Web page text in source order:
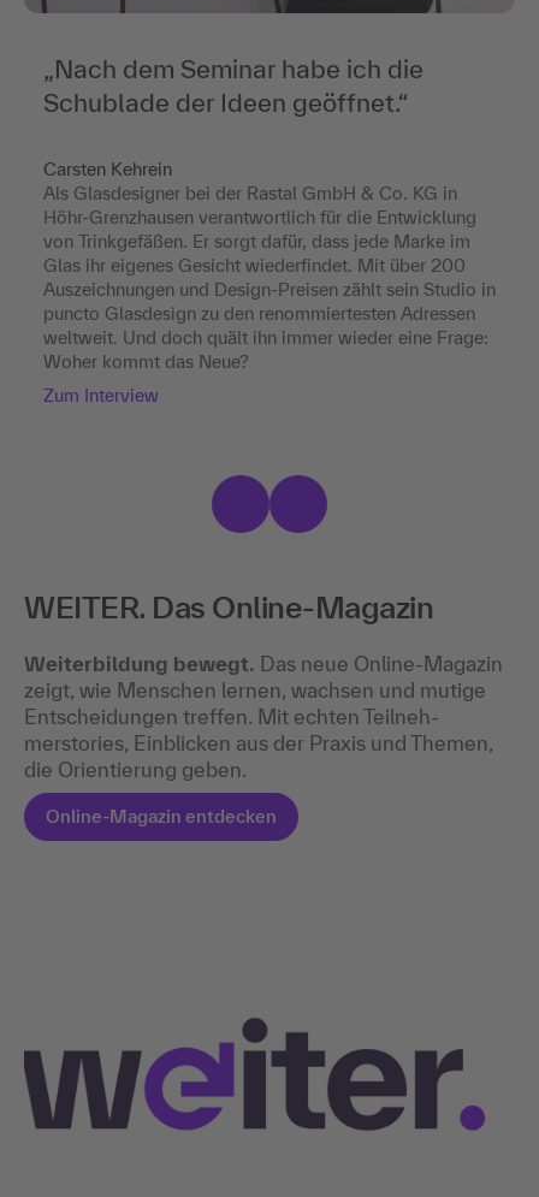
„Nach dem Seminar habe ich die
Schublade der Ideen geöffnet.“
Carsten Kehrein
Als Glasdesigner bei der Rastal GmbH & Co. KG in
Höhr-Grenzhausen verantwortlich für die Entwicklung
von Trinkgefäßen. Er sorgt dafür, dass jede Marke im
Glas ihr eigenes Gesicht wiederfindet. Mit über 200
Auszeichnungen und Design-Preisen zählt sein Studio in
puncto Glasdesign zu den renommiertesten Adressen
weltweit. Und doch quält ihn immer wieder eine Frage:
Woher kommt das Neue?
Zum Interview
„
Gesellschafter und Inhaber der über 100 Jahre alten
Edelmetall-Scheideanstalt Schiefer & Co. in Hamburg –
mitten im rauen Bahnhofsviertel St.Georg. Er führt das
Unternehmen in der dritten Generation und überlegt
sich nun, durch welche Innovationen er es attraktiv für
seine beiden Söhne machen kann.
Zum Interview
WEITER. Das Online-Magazin
Weiterbildung bewegt. Das neue Online-Magazin
zeigt, wie Menschen lernen, wachsen und mutige
Entscheidungen treffen. Mit echten Teilneh­
merstories, Einblicken aus der Praxis und Themen,
die Orientierung geben.
Online-Magazin entdecken